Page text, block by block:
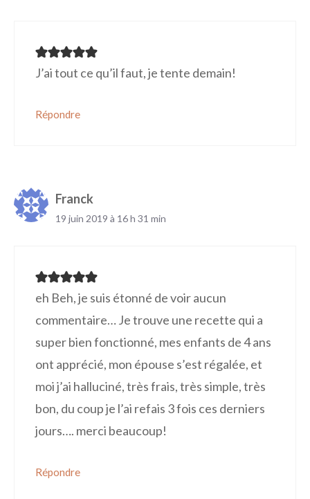
J’ai tout ce qu’il faut, je tente demain!
Répondre
Franck
19 juin 2019 à 16 h 31 min
eh Beh, je suis étonné de voir aucun
commentaire… Je trouve une recette qui a
super bien fonctionné, mes enfants de 4 ans
ont apprécié, mon épouse s’est régalée, et
moi j’ai halluciné, très frais, très simple, très
bon, du coup je l’ai refais 3 fois ces derniers
jours…. merci beaucoup!
Répondre